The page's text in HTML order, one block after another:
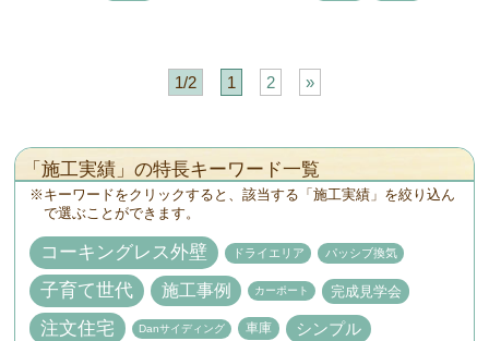
1/2 1 2 »
「施工実績」の特長キーワード一覧
キーワードをクリックすると、該当する「施工実績」を絞り込ん
で選ぶことができます。
コーキングレス外壁 ドライエリア パッシブ換気
子育て世代 施工事例 カーポート 完成見学会
注文住宅 Danサイディング 車庫 シンプル